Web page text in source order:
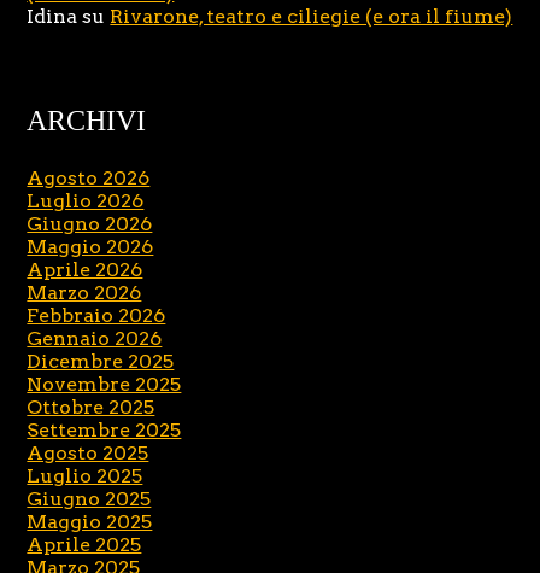
Idina su Rivarone, teatro e ciliegie (e ora il fiume)
ARCHIVI
Agosto 2026
Luglio 2026
Giugno 2026
Maggio 2026
Aprile 2026
Marzo 2026
Febbraio 2026
Gennaio 2026
Dicembre 2025
Novembre 2025
Ottobre 2025
Settembre 2025
Agosto 2025
Luglio 2025
Giugno 2025
Maggio 2025
Aprile 2025
Marzo 2025